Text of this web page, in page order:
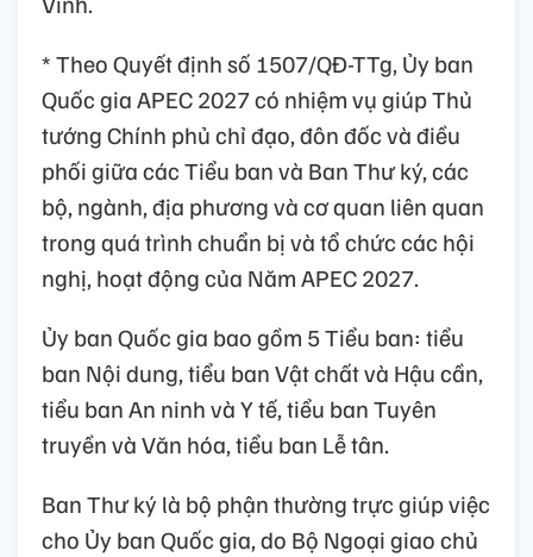
* Theo Quyết định số 1507/QĐ-TTg, Ủy ban
Quốc gia APEC 2027 có nhiệm vụ giúp Thủ
tướng Chính phủ chỉ đạo, đôn đốc và điều
phối giữa các Tiểu ban và Ban Thư ký, các
bộ, ngành, địa phương và cơ quan liên quan
trong quá trình chuẩn bị và tổ chức các hội
nghị, hoạt động của Năm APEC 2027.
Ủy ban Quốc gia bao gồm 5 Tiểu ban: tiểu
ban Nội dung, tiểu ban Vật chất và Hậu cần,
tiểu ban An ninh và Y tế, tiểu ban Tuyên
truyền và Văn hóa, tiểu ban Lễ tân.
Ban Thư ký là bộ phận thường trực giúp việc
cho Ủy ban Quốc gia, do Bộ Ngoại giao chủ